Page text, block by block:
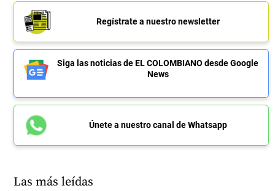
Regístrate a nuestro newsletter
Siga las noticias de EL COLOMBIANO desde Google
News
Únete a nuestro canal de Whatsapp
Las más leídas